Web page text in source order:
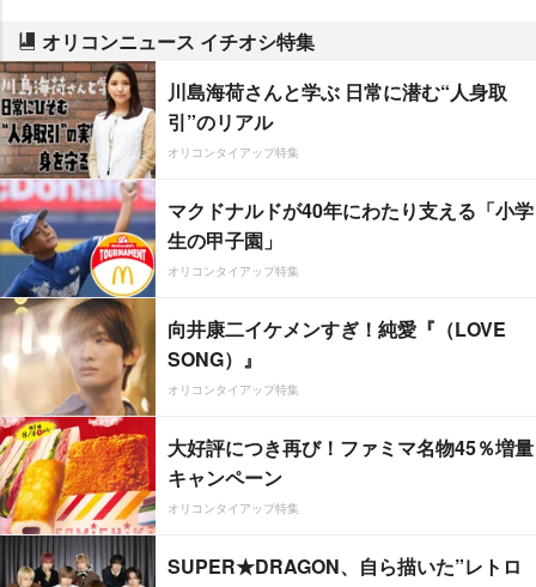
オリコンニュース イチオシ特集
川島海荷さんと学ぶ 日常に潜む“人身取
引”のリアル
オリコンタイアップ特集
マクドナルドが40年にわたり支える「小学
生の甲子園」
オリコンタイアップ特集
向井康二イケメンすぎ！純愛『（LOVE
SONG）』
オリコンタイアップ特集
大好評につき再び！ファミマ名物45％増量
キャンペーン
オリコンタイアップ特集
SUPER★DRAGON、自ら描いた”レトロ